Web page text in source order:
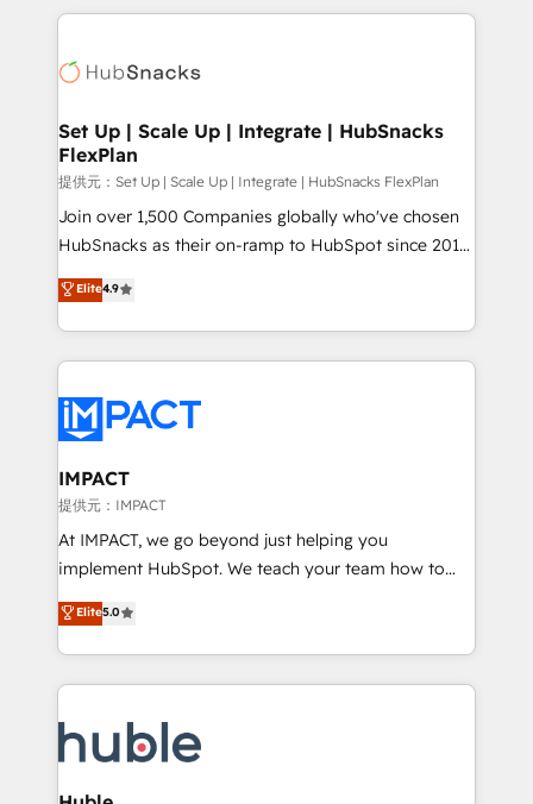
WooCommerce, BuilderTrend, and more Experience
the difference — reach out to see how AI + HubSpot
results)! In short, our services include: - HubSpot
HubSpot development: websites, custom modules,
marketing, advertising, campaigns, content and
design We connect people, data and technology to
improve customer experiences. With our bright
people, exciting ideas and can-do mentality, we
ensure revenue growth on a daily basis. So tell us
team of 100+ experts is ready for you! Driving digital
growth | www.brightdigital.com
Set Up | Scale Up | Integrate | HubSnacks
FlexPlan
提供元：Set Up | Scale Up | Integrate | HubSnacks FlexPlan
Join over 1,500 Companies globally who've chosen
HubSnacks as their on-ramp to HubSpot since 2014
Simple pay-as-you-go plans that accelerate value...
1️⃣ Set Up | Onboarding New or Check-fixing existing
HubSpot portals 2️⃣ Scale Up | 100% HubSpot Task
Execution... Global 24/7 ... All Experts 3️⃣ Integrate |
Slash months from your API Integration project... ⬅️
Click "Contact Business" ⬅️ to access 150+ Kickstart
Integration templates that put HubSpot in the center
of your tech stack, syncing... 🛍️ Shopify or
WooCommerce 💲 Stripe or Paypal 💰 Sage or
Netsuite 🤖 Google or Microsoft ✍️ DocuSign or
the rare Advanced "Custom Integrations"
Accreditation, securely sync data across... 🔄 any
new HubSpot portal with Advanced Website and
CRM Migrations using our in-house "HubScrub" Tool.
Elite4.9
IMPACT
提供元：IMPACT
At IMPACT, we go beyond just helping you
implement HubSpot. We teach your team how to
master it. As the creators of the Endless Customers
System™ (the next evolution of They Ask, You
Answer), we’re the only HubSpot partner built
entirely around coaching and training. That means
skills, processes, and internal team you need to
attract the right buyers, close deals faster, and grow
without outside dependencies. You’ll learn how to: •
Elite5.0